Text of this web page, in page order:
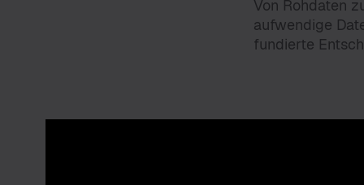
Von Rohdaten
aufwendige
fundierte